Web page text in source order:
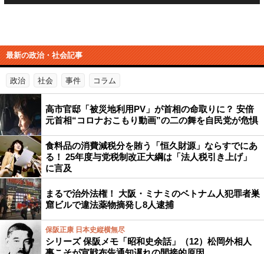
最新の政治・社会記事
政治 社会 事件 コラム
高市官邸「被災地利用PV」が首相の命取りに？ 安倍
元首相“コロナおこもり動画”の二の舞を自民党が危惧
食料品の消費減税分を賄う「恒久財源」ならすでにあ
る！ 25年度与党税制改正大綱は「法人税引き上げ」
に言及
まるで治外法権！ 大阪・ミナミのベトナム人犯罪者巣
窟ビルで違法薬物摘発し8人逮捕
保阪正康 日本史縦横無尽
シリーズ 保阪メモ「昭和史余話」（12）松岡外相人